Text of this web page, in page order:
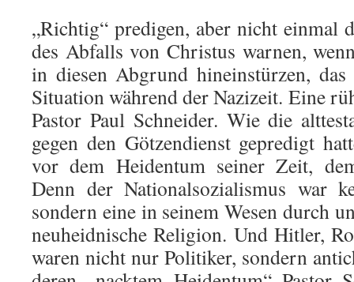
„Richtig“ predigen, aber nicht einmal
des Abfalls von Christus warnen,
in diesen Abgrund hineinstürzen,
Situation während der Nazizeit. Eine
Pastor Paul Schneider. Wie die
gegen den Götzendienst gepredigt
vor dem Heidentum seiner Zeit,
Denn der Nationalsozialismus war
sondern eine in seinem Wesen durch
neuheidnische Religion. Und Hitler,
waren nicht nur Politiker, sondern